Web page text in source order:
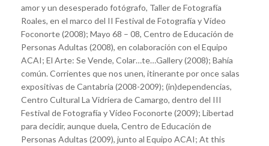
amor y un desesperado fotógrafo, Taller de Fotografía
Roales, en el marco del II Festival de Fotografía y Vídeo
Foconorte (2008); Mayo 68 – 08, Centro de Educación de
Personas Adultas (2008), en colaboración con el Equipo
ACAI; El Arte: Se Vende, Colar…te…Gallery (2008); Bahía
común. Corrientes que nos unen, itinerante por once salas
expositivas de Cantabria (2008-2009); (in)dependencias,
Centro Cultural La Vidriera de Camargo, dentro del III
Festival de Fotografía y Vídeo Foconorte (2009); Libertad
para decidir, aunque duela, Centro de Educación de
Personas Adultas (2009), junto al Equipo ACAI; At this